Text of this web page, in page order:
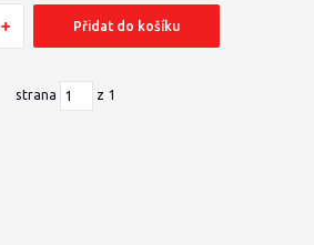
Přidat do košíku
strana z 1